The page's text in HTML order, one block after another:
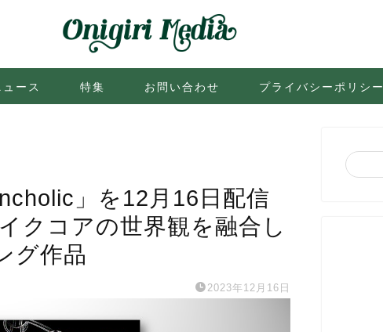
ュース 特集 お問い合わせ プライバシーポリシー
」を12月16日配信
クコアの世界観を融合し
グ作品
2023年12月16日